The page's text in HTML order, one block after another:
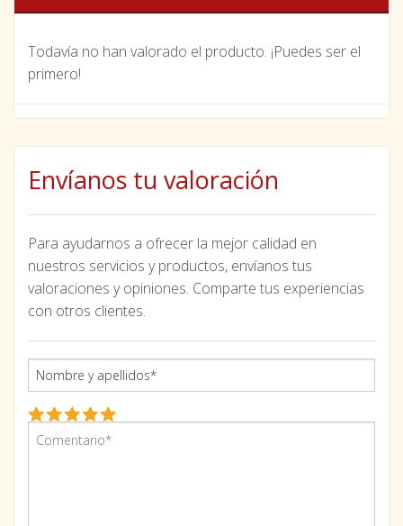
Todavía no han valorado el producto. ¡Puedes ser el
primero!
Envíanos tu valoración
Para ayudarnos a ofrecer la mejor calidad en
nuestros servicios y productos, envíanos tus
valoraciones y opiniones. Comparte tus experiencias
con otros clientes.